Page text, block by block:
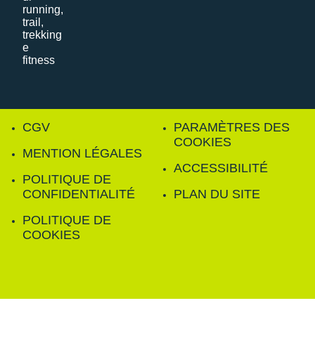
CGV
MENTION LÉGALES
POLITIQUE DE
CONFIDENTIALITÉ
POLITIQUE DE
COOKIES
PARAMÈTRES DES
COOKIES
ACCESSIBILITÉ
PLAN DU SITE